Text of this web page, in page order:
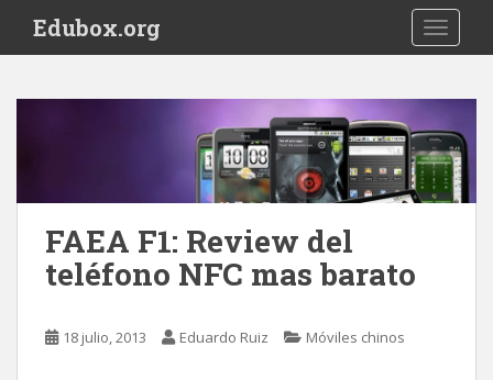
i
Edubox.org
FAEA F1: Review del
teléfono NFC mas barato
18 julio, 2013 Eduardo Ruiz Móviles chinos